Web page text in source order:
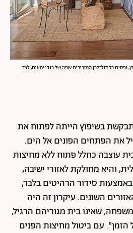
ופסים בכחול־לבן המזכירים שפה של בגדי ימאים, לצד
בשיפוץ הייתה לפתוח את
את הפתחים הפונים אל הים.
עוצבה כחלל פתוח ללא מחיצות
והיא מחולקת לאזורי ישיבה,
באמצעות סידור הרהיטים בלבד,
השונים. עיקרון זה היה
שאינו בית מגוריהם הרגיל,
הזמן". עם ביטול מחיצות הפנים